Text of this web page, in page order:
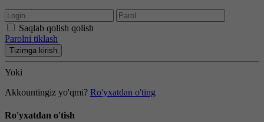
Saqlab qolish qolish
Parolni tiklash
Tizimga kirish
Yoki
Akkountingiz yo'qmi? Ro'yxatdan o'ting
Ro'yxatdan o'tish